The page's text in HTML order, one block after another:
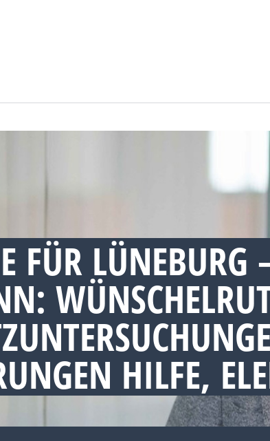
FÜR LÜNEBURG
HILFE,